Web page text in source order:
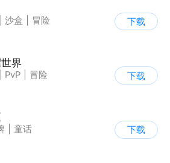
沙盒
冒险
下载
界
PvP
冒险
下载
童话
下载